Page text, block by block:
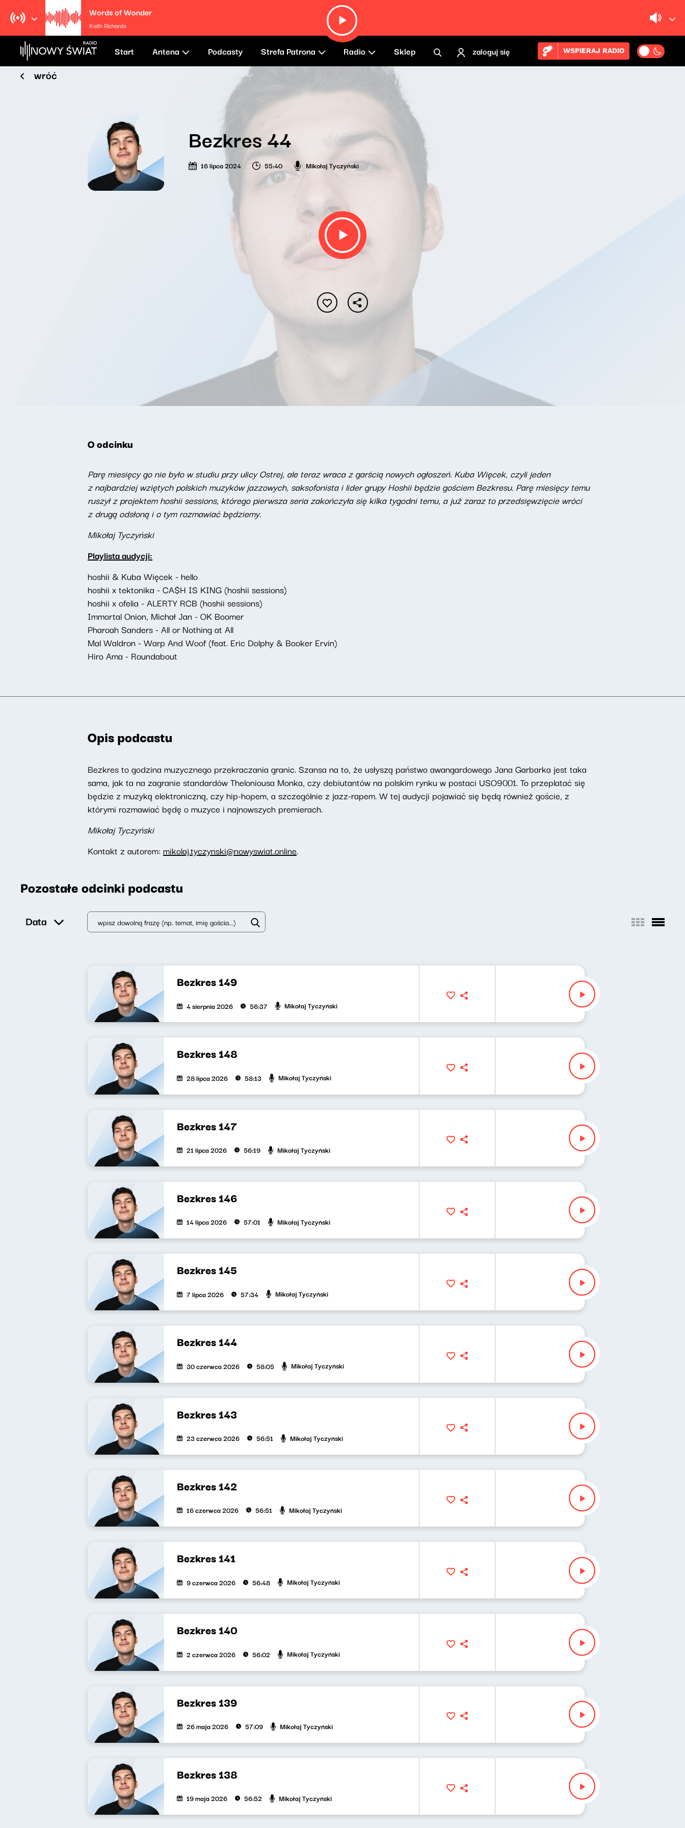
Words of Wonder
Keith Richards
Start Antena Podcasty Strefa Patrona Radio Sklep zaloguj się WSPIERAJ RADIO
wróć
Bezkres 44
16 lipca 2024 55:40 Mikołaj Tyczyński
O odcinku
Parę miesięcy go nie było w studiu przy ulicy Ostrej, ale teraz wraca z garścią nowych ogłoszeń. Kuba Więcek, czyli jeden
z najbardziej wziętych polskich muzyków jazzowych, saksofonista i lider grupy Hoshii będzie gościem Bezkresu. Parę miesięcy temu
ruszył z projektem hoshii sessions, którego pierwsza seria zakończyła się kilka tygodni temu, a już zaraz to przedsięwzięcie wróci
z drugą odsłoną i o tym rozmawiać będziemy.
Mikołaj Tyczyński
Playlista audycji:
hoshii & Kuba Więcek - hello
hoshii x tektonika - CA$H IS KING (hoshii sessions)
hoshii x ofelia - ALERTY RCB (hoshii sessions)
Immortal Onion, Michał Jan - OK Boomer
Pharoah Sanders - All or Nothing at All
Mal Waldron - Warp And Woof (feat. Eric Dolphy & Booker Ervin)
Hiro Ama - Roundabout
Opis podcastu
Bezkres to godzina muzycznego przekraczania granic. Szansa na to, że usłyszą państwo awangardowego Jana Garbarka jest taka
sama, jak ta na zagranie standardów Theloniousa Monka, czy debiutantów na polskim rynku w postaci USO9001. To przeplatać się
będzie z muzyką elektroniczną, czy hip-hopem, a szczególnie z jazz-rapem. W tej audycji pojawiać się będą również goście, z
którymi rozmawiać będę o muzyce i najnowszych premierach.
Mikołaj Tyczyński
Kontakt z autorem: mikolaj.tyczynski@nowyswiat.online.
Pozostałe odcinki podcastu
Data
Bezkres 149
4 sierpnia 2026 56:37 Mikołaj Tyczyński
Bezkres 148
28 lipca 2026 58:13 Mikołaj Tyczyński
Bezkres 147
21 lipca 2026 56:19 Mikołaj Tyczyński
Bezkres 146
14 lipca 2026 57:01 Mikołaj Tyczyński
Bezkres 145
7 lipca 2026 57:34 Mikołaj Tyczyński
Bezkres 144
30 czerwca 2026 58:05 Mikołaj Tyczyński
Bezkres 143
23 czerwca 2026 56:51 Mikołaj Tyczyński
Bezkres 142
16 czerwca 2026 56:51 Mikołaj Tyczyński
Bezkres 141
9 czerwca 2026 56:48 Mikołaj Tyczyński
Bezkres 140
2 czerwca 2026 56:02 Mikołaj Tyczyński
Bezkres 139
26 maja 2026 57:09 Mikołaj Tyczyński
Bezkres 138
19 maja 2026 56:52 Mikołaj Tyczyński